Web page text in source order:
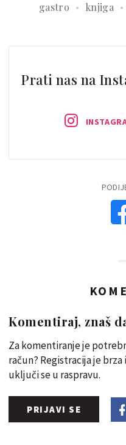
gastro knjiga
Prati nas na
Komentiraj, znaš
Za komentiranje je
račun? Registracija je
uključi se u raspravu.
PRIJAVI SE